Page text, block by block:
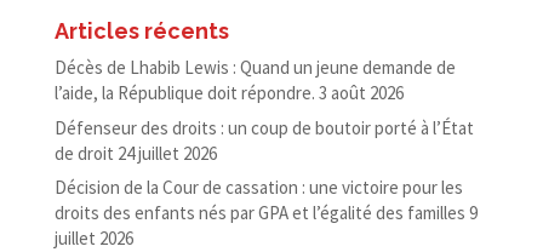
Articles récents
Décès de Lhabib Lewis : Quand un jeune demande de
l’aide, la République doit répondre. 3 août 2026
Défenseur des droits : un coup de boutoir porté à l’État
de droit 24 juillet 2026
Décision de la Cour de cassation : une victoire pour les
droits des enfants nés par GPA et l’égalité des familles 9
juillet 2026